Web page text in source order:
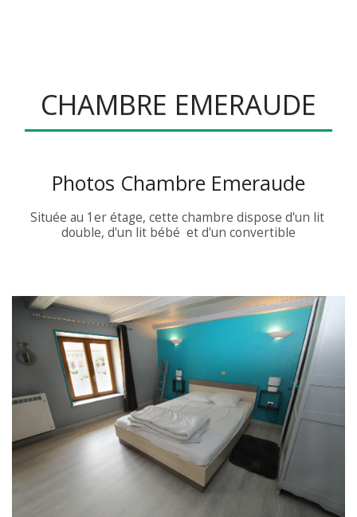
CHAMBRE EMERAUDE
Photos Chambre Emeraude
Située au 1er étage, cette chambre dispose d'un lit
double, d'un lit bébé  et d'un convertible